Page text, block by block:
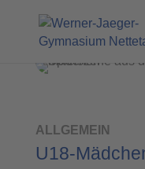
ALLGEMEIN
U18-